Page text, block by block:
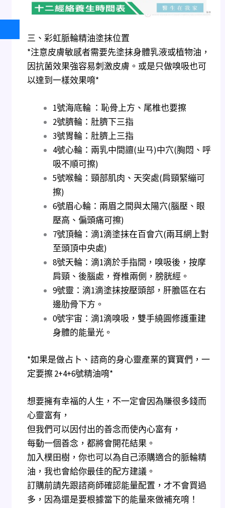
三、彩虹脈輪精油塗抹位置
*注意皮膚敏感者需要先塗抹身體乳液或植物油，
因抗菌效果強容易刺激皮膚。或是只做嗅吸也可
以達到一樣效果唷*
1號海底輪 ：恥骨上方、尾椎也要擦
2號臍輪：肚臍下三指
3號胃輪：肚臍上三指
4號心輪：兩乳中間譠(ㄓㄢ)中穴(胸悶、呼
吸不順可擦)
5號喉輪：頸部肌肉、天突處(肩頸緊繃可
擦)
6號眉心輪：兩眉之間與太陽穴(腦壓、眼
壓高、偏頭痛可擦)
7號頂輪：滴1滴塗抹在百會穴(兩耳網上對
至頭頂中央處)
8號天輪：滴1滴於手指間，嗅吸後，按摩
肩頸、後腦處，脊椎兩側，膀胱經。
9號靈：滴1滴塗抹按壓頭部，肝膽區在右
邊肋骨下方。
0號宇宙：滴1滴嗅吸，雙手繞圓修護重建
身體的能量光。
*如果是做占卜、諮商的身心靈產業的寶寶們，一
定要擦 2+4+6號精油唷*
想要擁有幸福的人生，不一定會因為賺很多錢而
心靈富有，
但我們可以因付出的善念而使內心富有，
每動一個善念，都將會開花結果。
加入樸田樹，你也可以為自己添購適合的脈輪精
油，我也會給你最佳的配方建議。
訂購前請先跟諮商師確認能量配置，才不會買過
多，因為還是要根據當下的能量來做補充唷！